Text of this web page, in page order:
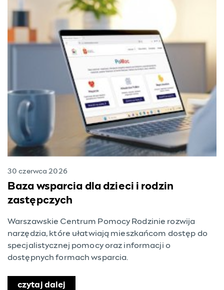
30 czerwca 2026
Baza wsparcia dla dzieci i rodzin
zastępczych
Warszawskie Centrum Pomocy Rodzinie rozwija
narzędzia, które ułatwiają mieszkańcom dostęp do
specjalistycznej pomocy oraz informacji o
dostępnych formach wsparcia.
czytaj dalej